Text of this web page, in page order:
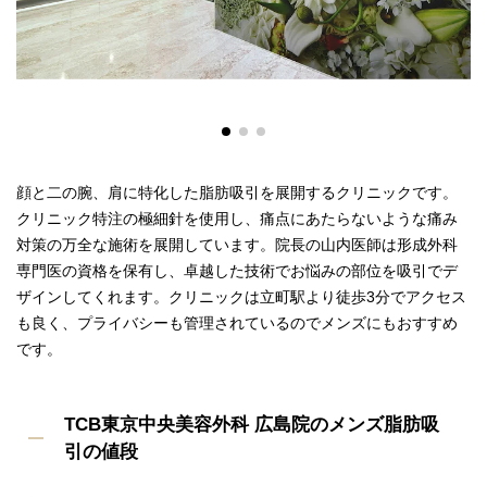
顔と二の腕、肩に特化した脂肪吸引を展開するクリニックです。
クリニック特注の極細針を使用し、痛点にあたらないような痛み
対策の万全な施術を展開しています。院長の山内医師は形成外科
専門医の資格を保有し、卓越した技術でお悩みの部位を吸引でデ
ザインしてくれます。クリニックは立町駅より徒歩3分でアクセス
も良く、プライバシーも管理されているのでメンズにもおすすめ
です。
TCB東京中央美容外科 広島院のメンズ脂肪吸
引の値段